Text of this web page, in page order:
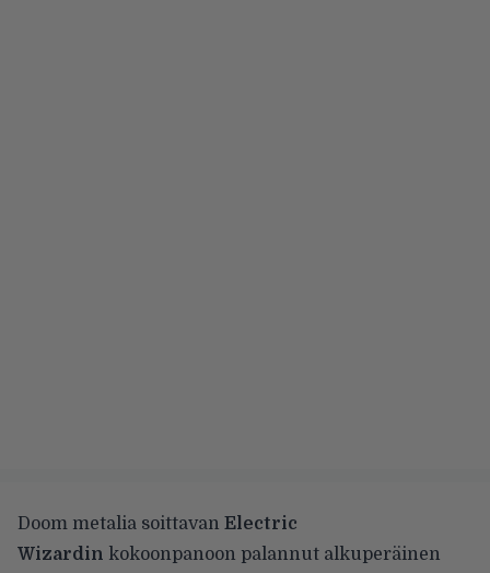
Doom metalia soittavan Electric
Wizardin kokoonpanoon palannut alkuperäinen